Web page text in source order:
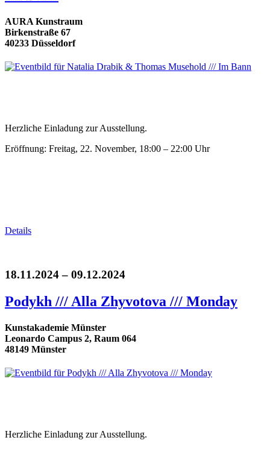
AURA Kunstraum
Birkenstraße 67
40233 Düsseldorf
Herzliche Einladung zur Ausstellung.
Eröffnung: Freitag, 22. November, 18:00 – 22:00 Uhr
Details
18.11.2024 – 09.12.2024
Podykh /// Alla Zhyvotova /// Monday
Kunstakademie Münster
Leonardo Campus 2, Raum 064
48149 Münster
Herzliche Einladung zur Ausstellung.